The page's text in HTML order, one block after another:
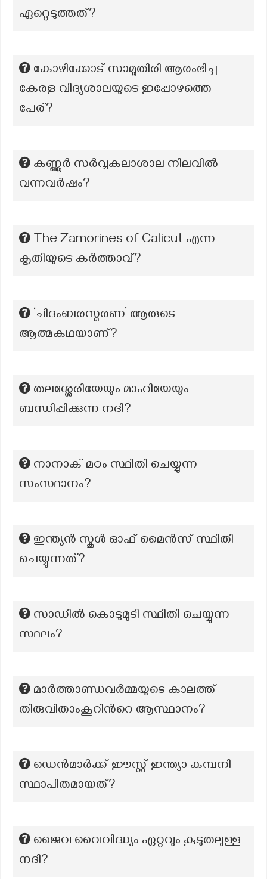
ഏറ്റെടുത്തത്?
കോഴിക്കോട് സാമൂതിരി ആരംഭിച്ച
കേരള വിദ്യശാലയുടെ ഇപ്പോഴത്തെ
പേര്?
കണ്ണൂർ സർവ്വകലാശാല നിലവിൽ
വന്നവർഷം?
The Zamorines of Calicut എന്ന
കൃതിയുടെ കർത്താവ്?
‘ചിദംബരസ്മരണ’ ആരുടെ
ആത്മകഥയാണ്?
തലശ്ശേരിയേയും മാഹിയേയും
ബന്ധിപ്പിക്കുന്ന നദി?
നാനാക് മഠം സ്ഥിതി ചെയ്യുന്ന
സംസ്ഥാനം?
ഇന്ത്യൻ സ്കൂൾ ഓഫ് മൈൻസ് സ്ഥിതി
ചെയ്യുന്നത്?
സാഡിൽ കൊടുമുടി സ്ഥിതി ചെയ്യുന്ന
സ്ഥലം?
മാർത്താണ്ഡവർമ്മയുടെ കാലത്ത്
തിരുവിതാംകൂറിന്‍റെ ആസ്ഥാനം?
ഡെൻമാർക്ക് ഈസ്റ്റ് ഇന്ത്യാ കമ്പനി
സ്ഥാപിതമായത്?
ജൈവ വൈവിദ്ധ്യം ഏറ്റവും കൂടുതലുള്ള
നദി?